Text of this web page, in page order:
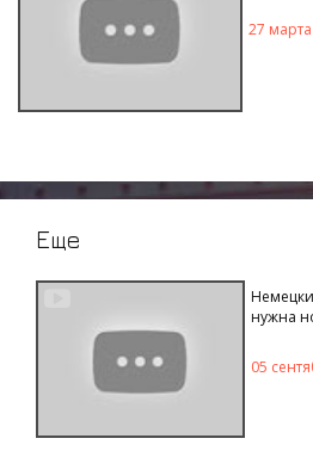
27
Еще
нужна
05